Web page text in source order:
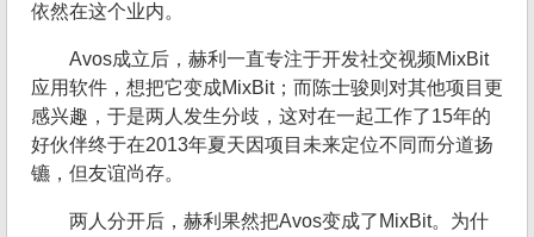
依然在这个业内。
Avos成立后，赫利一直专注于开发社交视频MixBit
应用软件，想把它变成MixBit；而陈士骏则对其他项目更
感兴趣，于是两人发生分歧，这对在一起工作了15年的
好伙伴终于在2013年夏天因项目未来定位不同而分道扬
镳，但友谊尚存。
两人分开后，赫利果然把Avos变成了MixBit。为什